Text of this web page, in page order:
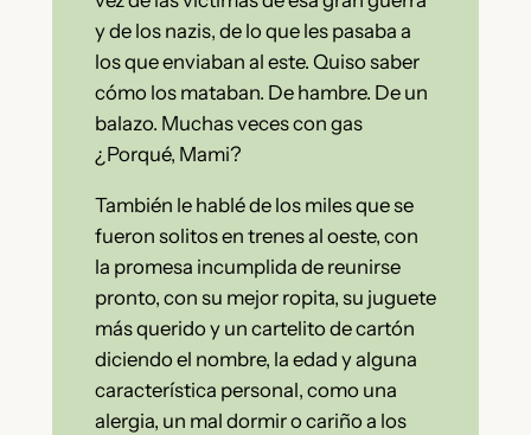
y de los nazis, de lo que les pasaba a
los que enviaban al este. Quiso saber
cómo los mataban. De hambre. De un
balazo. Muchas veces con gas
¿Porqué, Mami?
También le hablé de los miles que se
fueron solitos en trenes al oeste, con
la promesa incumplida de reunirse
pronto, con su mejor ropita, su juguete
más querido y un cartelito de cartón
diciendo el nombre, la edad y alguna
característica personal, como una
alergia, un mal dormir o cariño a los